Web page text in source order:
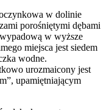
w dolinie
porośniętymi dębami
w wyższe
miejsca jest siedem
wodne.
urozmaicony jest
upamiętniającym